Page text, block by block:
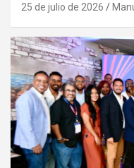
25 de julio de 2026